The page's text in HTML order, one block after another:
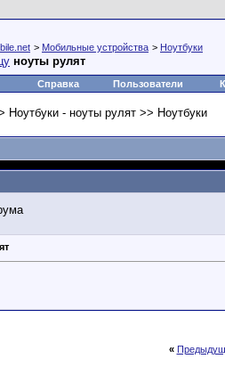
> Мобильные устройства > Ноутбуки
ноуты рулят
Справка Пользователи
Ноутбуки - ноуты рулят >> Ноутбуки
«